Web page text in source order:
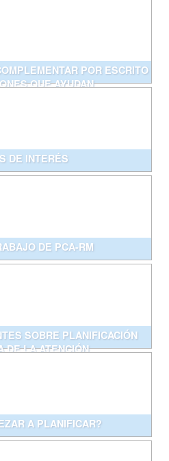
POR ESCRITO
QUE AYUDAN
DE INTERÉS
DE PCA-RM
SOBRE PLANIFICACIÓN
DE LA ATENCIÓN
A PLANIFICAR?